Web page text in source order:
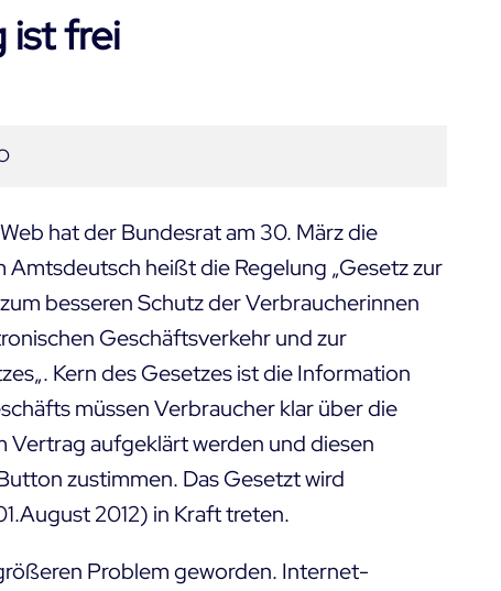
ist frei
hat der Bundesrat am 30. März die
heißt die Regelung „Gesetz zur
besseren Schutz der Verbraucherinnen
Geschäftsverkehr und zur
„. Kern des Gesetzes ist die Information
müssen Verbraucher klar über die
aufgeklärt werden und diesen
zustimmen. Das Gesetzt wird
2012) in Kraft treten.
Problem geworden. Internet-